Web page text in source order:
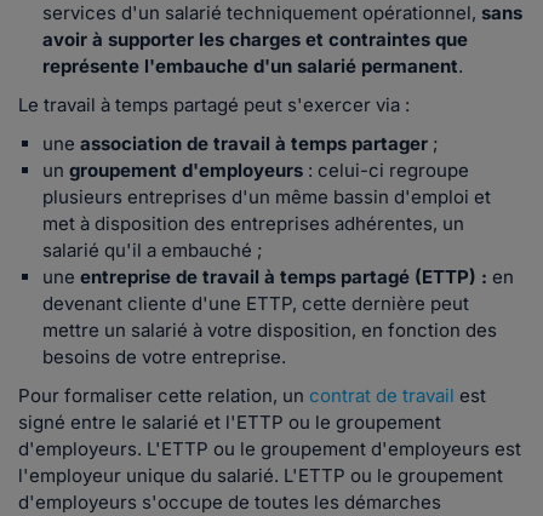
services d'un salarié techniquement opérationnel, sans
avoir à supporter les charges et contraintes que
représente l'embauche d'un salarié permanent.
Le travail à temps partagé peut s'exercer via :
une association de travail à temps partager ;
un groupement d'employeurs : celui-ci regroupe
plusieurs entreprises d'un même bassin d'emploi et
met à disposition des entreprises adhérentes, un
salarié qu'il a embauché ;
une entreprise de travail à temps partagé (ETTP) : en
devenant cliente d'une ETTP, cette dernière peut
mettre un salarié à votre disposition, en fonction des
besoins de votre entreprise.
Pour formaliser cette relation, un contrat de travail est
signé entre le salarié et l'ETTP ou le groupement
d'employeurs. L'ETTP ou le groupement d'employeurs est
l'employeur unique du salarié. L'ETTP ou le groupement
d'employeurs s'occupe de toutes les démarches